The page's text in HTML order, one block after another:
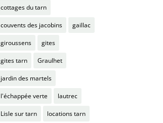
cottages du tarn
couvents des jacobins gaillac
giroussens gites
gites tarn Graulhet
jardin des martels
l'échappée verte lautrec
Lisle sur tarn locations tarn